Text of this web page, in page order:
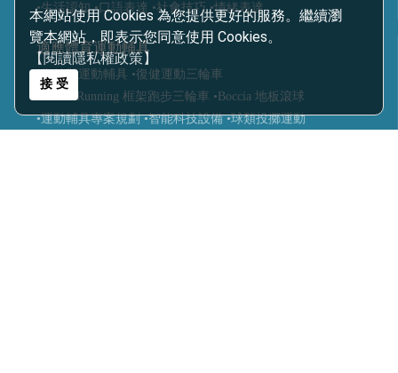
本網站使用 Cookies 為您提供更好的服務。繼續瀏
覽本網站，即表示您同意使用 Cookies。
【閱讀隱私權政策】
接 受
•生活認知 •口語表達 •社會技巧 •情緒表達
適應體育運動輔具
•復健類運動輔具 •復健運動三輪車
•Frame Running 框架跑步三輪車 •Boccia 地板滾球
•運動輔具專案規劃 •智能科技設備 •球類投擲運動